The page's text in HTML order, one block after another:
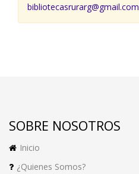
bibliotecasrurarg@gmail.com
SOBRE NOSOTROS
Inicio
¿Quienes Somos?